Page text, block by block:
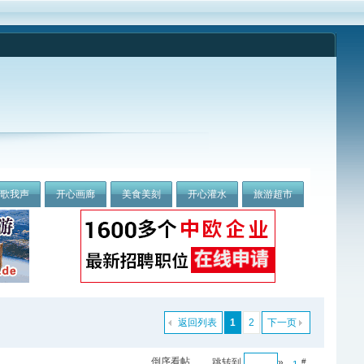
我声 开心画廊 美食美刻 开心灌水 旅游超市
1 2 下一页
返回列表
#
倒序看帖